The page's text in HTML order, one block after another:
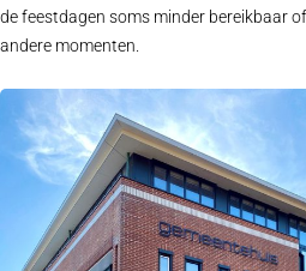
de feestdagen soms minder bereikbaar
andere momenten.